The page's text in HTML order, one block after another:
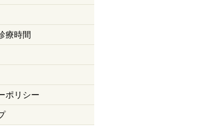
療時間
ポリシー